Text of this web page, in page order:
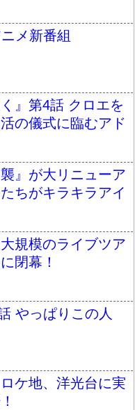
メ新番組
』第4話 クロエを
の儀式に臨むアド
』が大リニューア
ちがキラキラアイ
規模のライブツア
閉幕！
やっぱりこの人
ケ地、洋光台に実